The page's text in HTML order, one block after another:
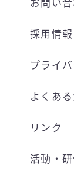
採用情報
プライ
よくあ
リンク
活動・